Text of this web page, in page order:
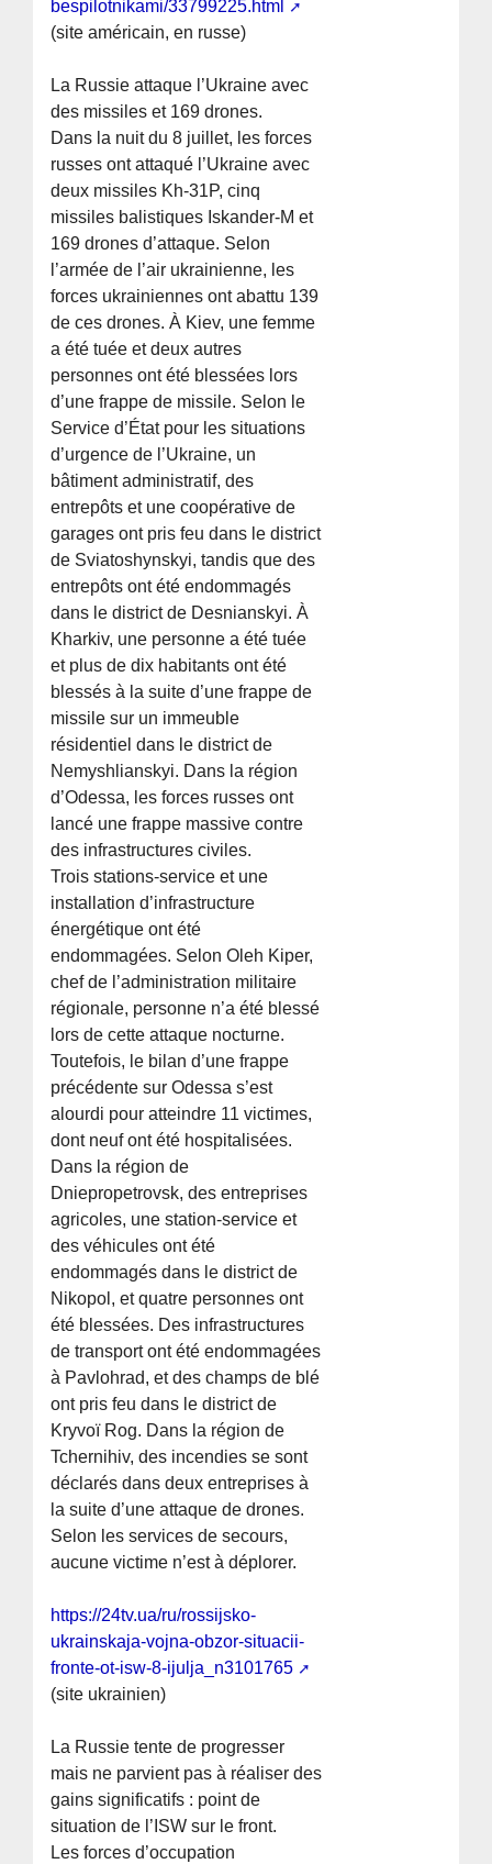
bespilotnikami/33799225.html
(site américain, en russe)
La Russie attaque l’Ukraine avec
des missiles et 169 drones.
Dans la nuit du 8 juillet, les forces
russes ont attaqué l’Ukraine avec
deux missiles Kh-31P, cinq
missiles balistiques Iskander-M et
169 drones d’attaque. Selon
l’armée de l’air ukrainienne, les
forces ukrainiennes ont abattu 139
de ces drones. À Kiev, une femme
a été tuée et deux autres
personnes ont été blessées lors
d’une frappe de missile. Selon le
Service d’État pour les situations
d’urgence de l’Ukraine, un
bâtiment administratif, des
entrepôts et une coopérative de
garages ont pris feu dans le district
de Sviatoshynskyi, tandis que des
entrepôts ont été endommagés
dans le district de Desnianskyi. À
Kharkiv, une personne a été tuée
et plus de dix habitants ont été
blessés à la suite d’une frappe de
missile sur un immeuble
résidentiel dans le district de
Nemyshlianskyi. Dans la région
d’Odessa, les forces russes ont
lancé une frappe massive contre
des infrastructures civiles.
Trois stations-service et une
installation d’infrastructure
énergétique ont été
endommagées. Selon Oleh Kiper,
chef de l’administration militaire
régionale, personne n’a été blessé
lors de cette attaque nocturne.
Toutefois, le bilan d’une frappe
précédente sur Odessa s’est
alourdi pour atteindre 11 victimes,
dont neuf ont été hospitalisées.
Dans la région de
Dniepropetrovsk, des entreprises
agricoles, une station-service et
des véhicules ont été
endommagés dans le district de
Nikopol, et quatre personnes ont
été blessées. Des infrastructures
de transport ont été endommagées
à Pavlohrad, et des champs de blé
ont pris feu dans le district de
Kryvoï Rog. Dans la région de
Tchernihiv, des incendies se sont
déclarés dans deux entreprises à
la suite d’une attaque de drones.
Selon les services de secours,
aucune victime n’est à déplorer.
https://24tv.ua/ru/rossijsko-
ukrainskaja-vojna-obzor-situacii-
fronte-ot-isw-8-ijulja_n3101765
(site ukrainien)
La Russie tente de progresser
mais ne parvient pas à réaliser des
gains significatifs : point de
situation de l’ISW sur le front.
Les forces d’occupation